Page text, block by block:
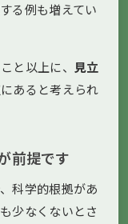
る例も増えてい
と以上に、 見立
あると考えられ
前提です
科学的根拠があ
少なくないとさ